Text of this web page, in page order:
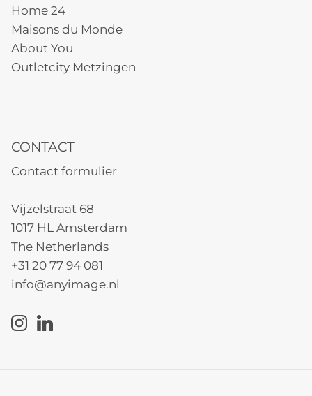
Home 24
Maisons du Monde
About You
Outletcity Metzingen
CONTACT
Contact formulier
Vijzelstraat 68
1017 HL Amsterdam
The Netherlands
+31 20 77 94 081
info@anyimage.nl